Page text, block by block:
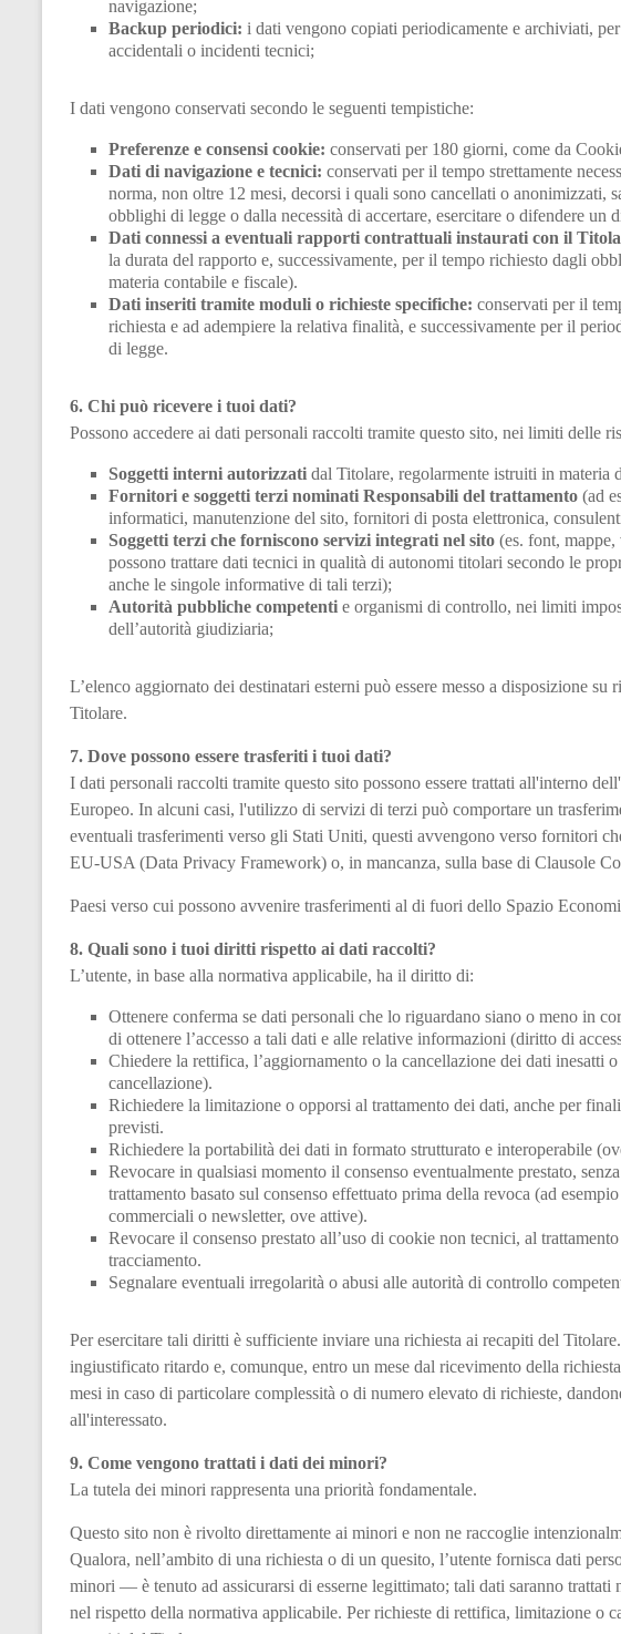
navigazione;
Backup periodici: i dati vengono copiati periodicamente e archiviati,
accidentali o incidenti tecnici;
I dati vengono conservati secondo le seguenti tempistiche:
Preferenze e consensi cookie: conservati per 180 giorni, come da
Dati di navigazione e tecnici: conservati per il tempo strettamente
norma, non oltre 12 mesi, decorsi i quali sono cancellati o anonimizzati,
obblighi di legge o dalla necessità di accertare, esercitare o difendere un
Dati connessi a eventuali rapporti contrattuali instaurati con il
la durata del rapporto e, successivamente, per il tempo richiesto dagli
materia contabile e fiscale).
Dati inseriti tramite moduli o richieste specifiche: conservati per il
richiesta e ad adempiere la relativa finalità, e successivamente per il
di legge.
6. Chi può ricevere i tuoi dati?
Possono accedere ai dati personali raccolti tramite questo sito, nei limiti delle
Soggetti interni autorizzati dal Titolare, regolarmente istruiti in materia
Fornitori e soggetti terzi nominati Responsabili del trattamento (ad
informatici, manutenzione del sito, fornitori di posta elettronica,
Soggetti terzi che forniscono servizi integrati nel sito (es. font,
possono trattare dati tecnici in qualità di autonomi titolari secondo le
anche le singole informative di tali terzi);
Autorità pubbliche competenti e organismi di controllo, nei limiti
dell’autorità giudiziaria;
L’elenco aggiornato dei destinatari esterni può essere messo a disposizione su
Titolare.
7. Dove possono essere trasferiti i tuoi dati?
I dati personali raccolti tramite questo sito possono essere trattati all'interno
Europeo. In alcuni casi, l'utilizzo di servizi di terzi può comportare un
eventuali trasferimenti verso gli Stati Uniti, questi avvengono verso fornitori
EU-USA (Data Privacy Framework) o, in mancanza, sulla base di Clausole
Paesi verso cui possono avvenire trasferimenti al di fuori dello Spazio
8. Quali sono i tuoi diritti rispetto ai dati raccolti?
L’utente, in base alla normativa applicabile, ha il diritto di:
Ottenere conferma se dati personali che lo riguardano siano o meno in
di ottenere l’accesso a tali dati e alle relative informazioni (diritto di
Chiedere la rettifica, l’aggiornamento o la cancellazione dei dati inesatti
cancellazione).
Richiedere la limitazione o opporsi al trattamento dei dati, anche per
previsti.
Richiedere la portabilità dei dati in formato strutturato e interoperabile
Revocare in qualsiasi momento il consenso eventualmente prestato,
trattamento basato sul consenso effettuato prima della revoca (ad
commerciali o newsletter, ove attive).
Revocare il consenso prestato all’uso di cookie non tecnici, al
tracciamento.
Segnalare eventuali irregolarità o abusi alle autorità di controllo
Per esercitare tali diritti è sufficiente inviare una richiesta ai recapiti del
ingiustificato ritardo e, comunque, entro un mese dal ricevimento della
mesi in caso di particolare complessità o di numero elevato di richieste,
all'interessato.
9. Come vengono trattati i dati dei minori?
La tutela dei minori rappresenta una priorità fondamentale.
Questo sito non è rivolto direttamente ai minori e non ne raccoglie
Qualora, nell’ambito di una richiesta o di un quesito, l’utente fornisca dati
minori — è tenuto ad assicurarsi di esserne legittimato; tali dati saranno
nel rispetto della normativa applicabile. Per richieste di rettifica, limitazione o